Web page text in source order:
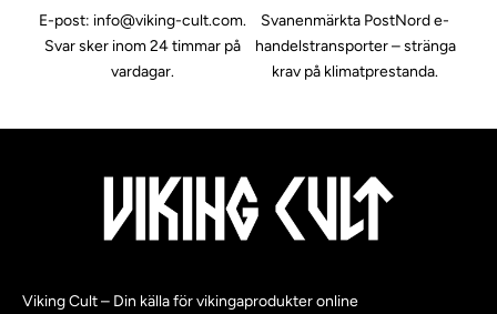
E-post: info@viking-cult.com.
Svar sker inom 24 timmar på
vardagar.
Svanenmärkta PostNord e-
handelstransporter– stränga
krav på klimatprestanda.
Viking Cult – Din källa för vikingaprodukter online